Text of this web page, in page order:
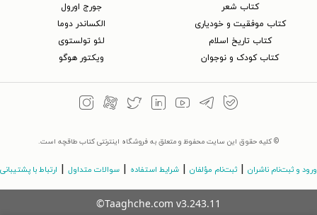
کتاب شعر
کتاب موفقیت و خودیاری
کتاب تاریخ اسلام
کتاب کودک و نوجوان
جورج اورول
الکساندر دوما
لئو تولستوی
ویکتور هوگو
© کلیه حقوق این سایت محفوظ و متعلق به فروشگاه اینترنتی کتاب طاقچه است.
ورود و ثبت‌نام ناشران ثبت‌نام مؤلفان شرایط استفاده سوالات متداول ارتباط با پشتیبانی
©Taaghche.com v3.243.11